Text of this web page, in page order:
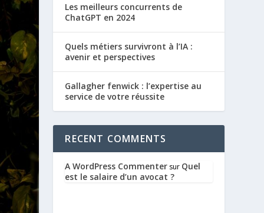
Les meilleurs concurrents de
ChatGPT en 2024
Quels métiers survivront à l’IA :
avenir et perspectives
Gallagher fenwick : l’expertise au
service de votre réussite
RECENT COMMENTS
A WordPress Commenter sur Quel
est le salaire d’un avocat ?